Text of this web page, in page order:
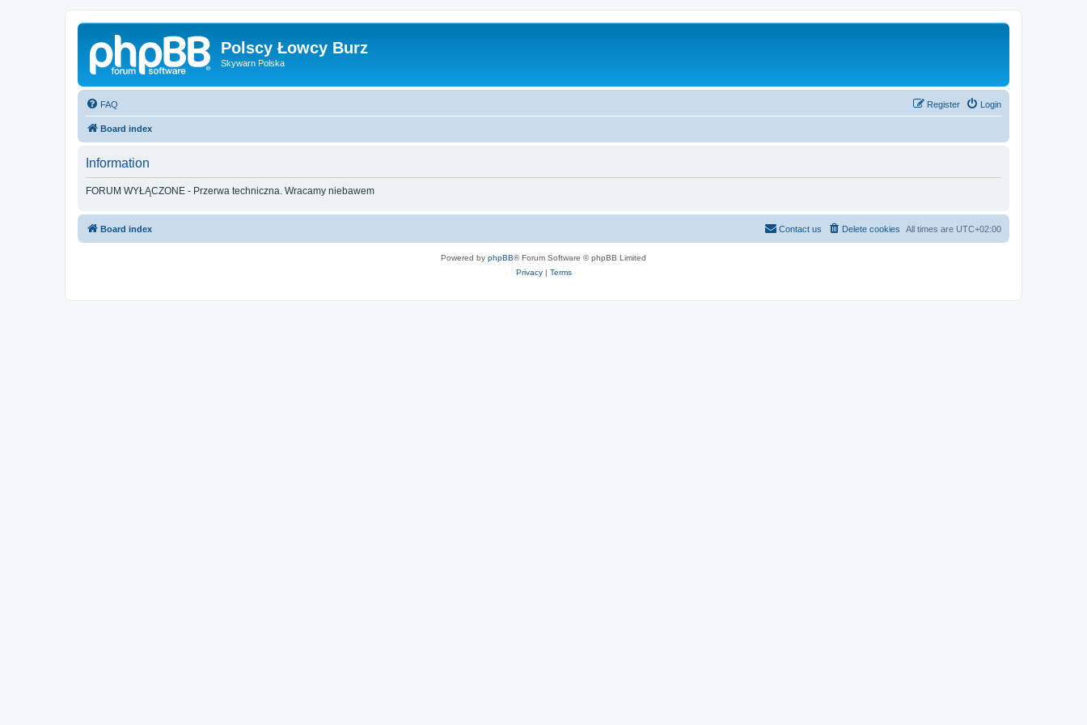
Polscy Łowcy Burz
Skywarn Polska
FAQ Login
Register
Board index
Information
FORUM WYŁĄCZONE - Przerwa techniczna. Wracamy niebawem
Board index All times are UTC+02:00
Delete cookies
Contact us
Powered by phpBB® Forum Software © phpBB Limited
Privacy| Terms